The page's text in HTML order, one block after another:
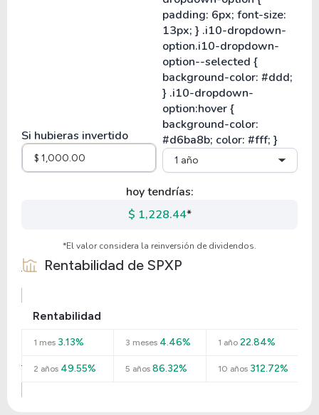
Si hubieras invertido
1 año
hoy tendrías:
$ 1,228.44*
*El valor considera la reinversión de dividendos.
Rentabilidad de SPXP
Rentabilidad
1 mes 3.13% 3 meses 4.46% 1 año22.84%
2 años 49.55% 5 años 86.32% 10 años312.72%